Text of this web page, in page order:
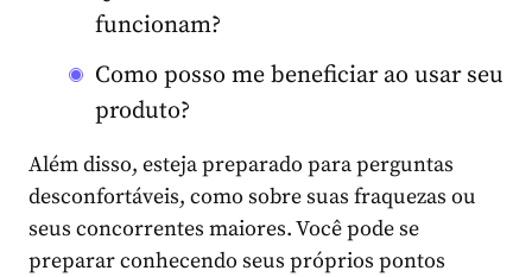
funcionam?
Como posso me beneficiar ao usar seu
produto?
Além disso, esteja preparado para perguntas
desconfortáveis, como sobre suas fraquezas ou
seus concorrentes maiores. Você pode se
preparar conhecendo seus próprios pontos